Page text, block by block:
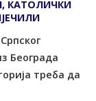
КАТОЛИЧКИ
Београда
треба да